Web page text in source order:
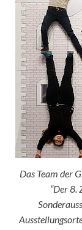
Das Team der
“Der 8.